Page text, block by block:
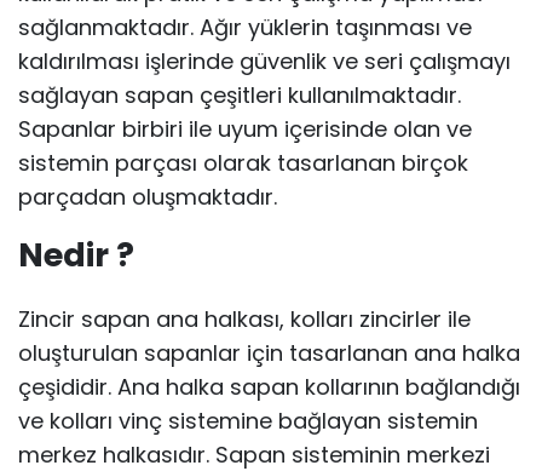
sağlanmaktadır. Ağır yüklerin taşınması ve
kaldırılması işlerinde güvenlik ve seri çalışmayı
sağlayan sapan çeşitleri kullanılmaktadır.
Sapanlar birbiri ile uyum içerisinde olan ve
sistemin parçası olarak tasarlanan birçok
parçadan oluşmaktadır.
Nedir ?
Zincir sapan ana halkası, kolları zincirler ile
oluşturulan sapanlar için tasarlanan ana halka
çeşididir. Ana halka sapan kollarının bağlandığı
ve kolları vinç sistemine bağlayan sistemin
merkez halkasıdır. Sapan sisteminin merkezi